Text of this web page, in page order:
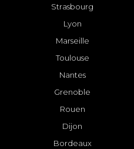
Strasbourg
Lyon
Marseille
Toulouse
Nantes
Grenoble
Rouen
Dijon
Bordeaux